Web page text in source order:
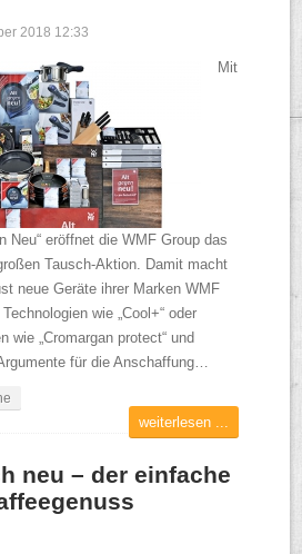
2018 12:33
Mit
Neu“ eröffnet die WMF Group das
Tausch-Aktion. Damit macht
neue Geräte ihrer Marken WMF
wie „Cool+“ oder
wie „Cromargan protect“ und
für die Anschaffung…
weiterlesen ...
neu – der einfache